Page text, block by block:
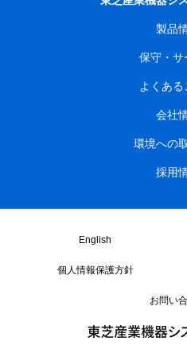
製品
保守・サ
よくある
会社
環境への
採用
English
個人情報保護方針
お問い